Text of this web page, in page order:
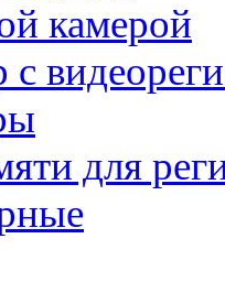
камерой
с
для